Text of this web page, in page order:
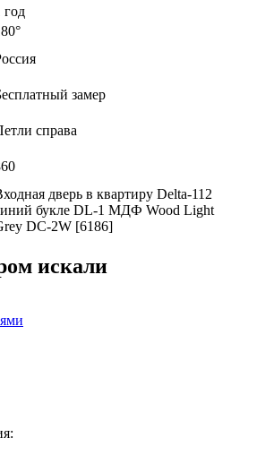
год
замер
справа
дверь в квартиру Delta-112
букле DL-1 МДФ Wood Light
DC-2W [6186]
искали